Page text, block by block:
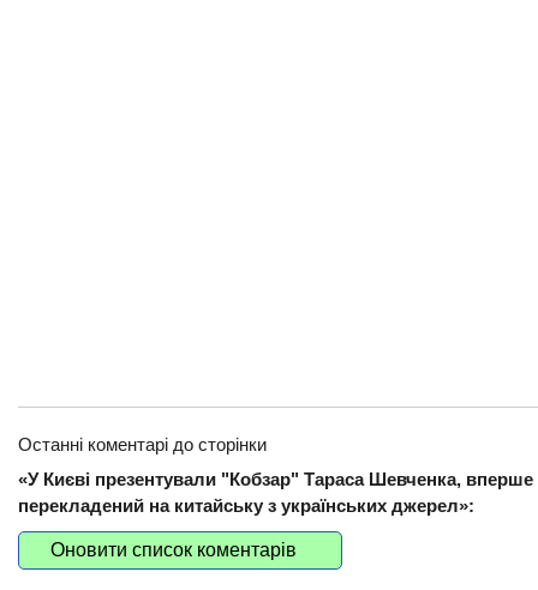
Останні коментарі до сторінки
«У Києві презентували "Кобзар" Тараса Шевченка, вперше
перекладений на китайську з українських джерел»:
Оновити список коментарів